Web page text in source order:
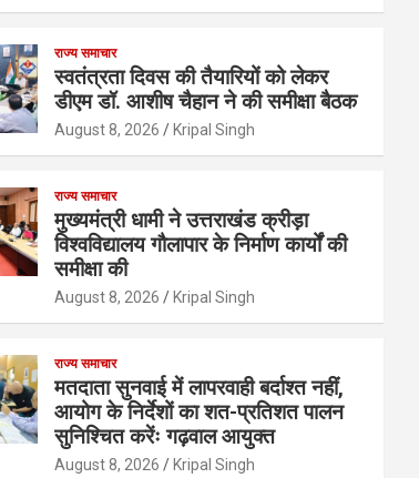
राज्य समाचार
स्वतंत्रता दिवस की तैयारियों को लेकर
डीएम डॉ. आशीष चैहान ने की समीक्षा बैठक
August 8, 2026 Kripal Singh
राज्य समाचार
मुख्यमंत्री धामी ने उत्तराखंड क्रीड़ा
विश्वविद्यालय गौलापार के निर्माण कार्यों की
समीक्षा की
August 8, 2026 Kripal Singh
राज्य समाचार
मतदाता सुनवाई में लापरवाही बर्दाश्त नहीं,
आयोग के निर्देशों का शत-प्रतिशत पालन
सुनिश्चित करेंः गढ़वाल आयुक्त
August 8, 2026 Kripal Singh